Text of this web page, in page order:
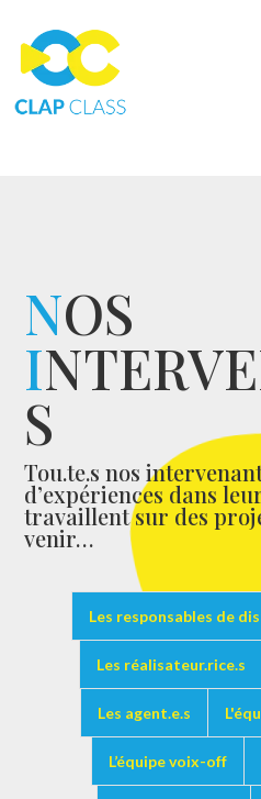
NOS
I
S
Tou.te.s nos
d’expériences dans
travaillent sur des
venir…
Les responsables de
Les réalisateur.rice.s
Les agent.e.s
L’équipe voix-off